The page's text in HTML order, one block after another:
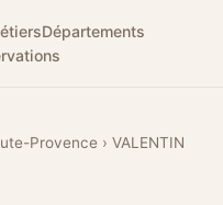
Départements
Provence › VALENTIN